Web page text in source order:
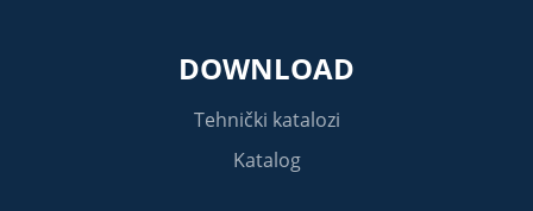
DOWNLOAD
Tehnički katalozi
Katalog